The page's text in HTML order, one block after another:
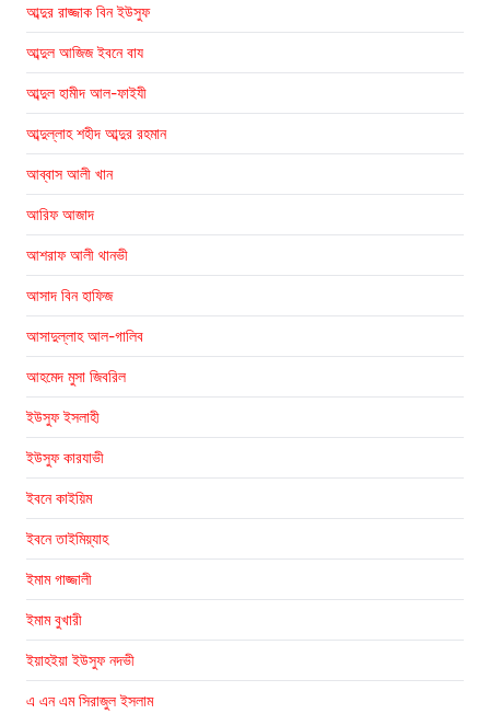
আব্দুর রাজ্জাক বিন ইউসুফ
আব্দুল আজিজ ইবনে বায
আব্দুল হামীদ আল-ফাইযী
আব্দুল্লাহ শহীদ আব্দুর রহমান
আব্বাস আলী খান
আরিফ আজাদ
আশরাফ আলী থানভী
আসাদ বিন হাফিজ
আসাদুল্লাহ আল-গালিব
আহমেদ মুসা জিবরিল
ইউসুফ ইসলাহী
ইউসুফ কারযাভী
ইবনে কাইয়িম
ইবনে তাইমিয়্যাহ
ইমাম গাজ্জালী
ইমাম বুখারী
ইয়াহইয়া ইউসুফ নদভী
এ এন এম সিরাজুল ইসলাম